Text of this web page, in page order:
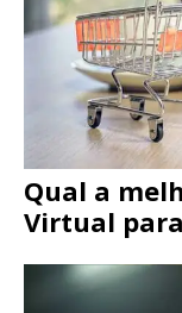
Qual a
Virtual